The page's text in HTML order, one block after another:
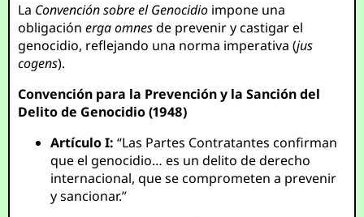
La Convención sobre el Genocidio impone una
obligaciónerga omnesde prevenir y castigar el
genocidio, reflejando una norma imperativa (jus
cogens).
Convención para la Prevención y la Sanción del
Delito de Genocidio (1948)
Artículo I: “Las Partes Contratantes confirman
que el genocidio… es un delito de derecho
internacional, que se comprometen a prevenir
y sancionar.”